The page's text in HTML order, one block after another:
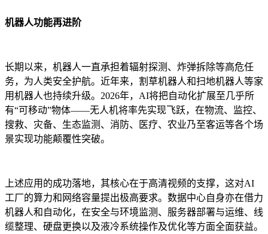
机器人功能再进阶
长期以来，机器人一直承担着辐射探测、炸弹拆除等高危任
务，为人类安全护航。近年来，割草机器人和扫地机器人等家
用机器人也持续升级。2026年，AI将把自动化扩展至几乎所
有“可移动”物体——无人机将率先实现飞跃，在物流、监控、
搜救、灾备、生态监测、消防、医疗、农业乃至客运等各个场
景实现功能颠覆性突破。
上述应用的成功落地，其核心在于高清视频的支撑，这对AI
工厂的算力和网络容量提出极高要求。数据中心自身亦在借力
机器人和自动化，在安全与环境监测、服务器部署与运维、线
缆整理、硬盘更换以及液冷系统操作及优化等方面全面获益。